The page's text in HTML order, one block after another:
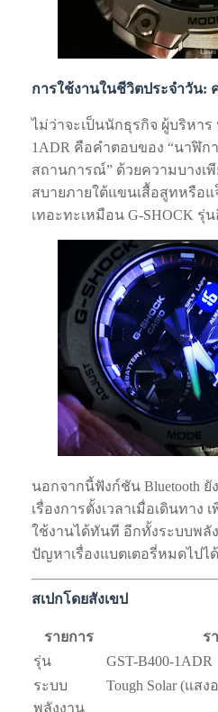
การใช้งานในชีวิตประจำวัน:
ไม่ว่าจะเป็นนักธุรกิจ ผู้บริหาร
1ADR คือคำตอบของ “นาฬิก
สถานการณ์” ด้วยความบางเ
สบายภายใต้แขนเสื้อสูทหรือ
เทอะทะเหมือน G-SHOCK รุ่
นอกจากนี้ฟังก์ชัน Bluetooth
เรื่องการตั้งเวลาเมื่อเดินทาง
ใช้งานได้ทันที อีกทั้งระบบพลั
ปัญหาเรื่องแบตเตอรี่หมดไปไ
สเปกโดยสังเขป
รายการ
ร
รุ่น
GST-B400-1ADR
ระบบ
พลังงาน
Tough Solar (แส